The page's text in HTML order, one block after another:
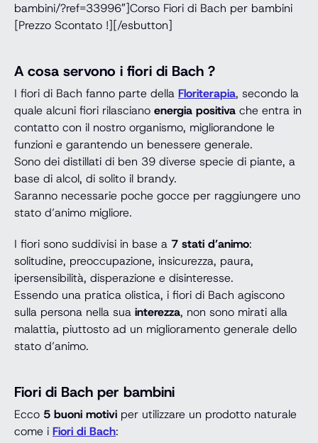
bambini/?ref=33996″]Corso Fiori di Bach per bambini
[Prezzo Scontato !][/esbutton]
A cosa servono i fiori di Bach ?
I fiori di Bach fanno parte della Floriterapia, secondo la
quale alcuni fiori rilasciano energia positiva che entra in
contatto con il nostro organismo, migliorandone le
funzioni e garantendo un benessere generale.
Sono dei distillati di ben 39 diverse specie di piante, a
base di alcol, di solito il brandy.
Saranno necessarie poche gocce per raggiungere uno
stato d’animo migliore.
I fiori sono suddivisi in base a 7 stati d’animo:
solitudine, preoccupazione, insicurezza, paura,
ipersensibilità, disperazione e disinteresse.
Essendo una pratica olistica, i fiori di Bach agiscono
sulla persona nella sua interezza, non sono mirati alla
malattia, piuttosto ad un miglioramento generale dello
stato d’animo.
Fiori di Bach per bambini
Ecco 5 buoni motivi per utilizzare un prodotto naturale
come i Fiori di Bach: